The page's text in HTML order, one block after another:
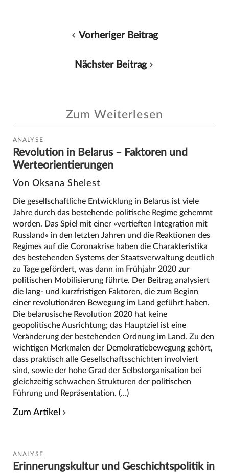
Vorheriger Beitrag
Nächster Beitrag
Zum Weiterlesen
ANALYSE
Revolution in Belarus – Faktoren und
Werteorientierungen
Von Oksana Shelest
Die gesellschaftliche Entwicklung in Belarus ist viele
Jahre durch das bestehende politische Regime gehemmt
worden. Das Spiel mit einer »vertieften Integration mit
Russland« in den letzten Jahren und die Reaktionen des
Regimes auf die Coronakrise haben die Charakteristika
des bestehenden Systems der Staatsverwaltung deutlich
zu Tage gefördert, was dann im Frühjahr 2020 zur
politischen Mobilisierung führte. Der Beitrag analysiert
die lang- und kurzfristigen Faktoren, die zum Beginn
einer revolutionären Bewegung im Land geführt haben.
Die belarusische Revolution 2020 hat keine
geopolitische Ausrichtung; das Hauptziel ist eine
Veränderung der bestehenden Ordnung im Land. Zu den
wichtigen Merkmalen der Demokratiebewegung gehört,
dass praktisch alle Gesellschaftsschichten involviert
sind, sowie der hohe Grad der Selbstorganisation bei
gleichzeitig schwachen Strukturen der politischen
Führung und Repräsentation. (…)
Zum Artikel
ANALYSE
Erinnerungskultur und Geschichtspolitik in